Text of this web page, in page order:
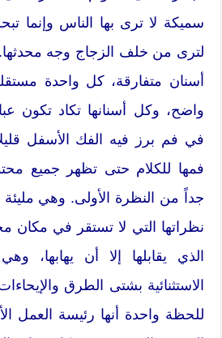
سميكة لا ترى بها الناس وإنما
لترى من خلف الزجاج وجه محدثها.
أسنان متفارقة، كل واحدة
واضح، وكل أسنانها تكاد تكون
في فم برز فيه الفك الأسفل
فمها للكلام حتى تظهر جميع
جداً من النظرة الأولى. وهي
نظراتها التي لا تستقر في مكان
الذي يقابلها إلا أن يهابها،
الاستثنائية بشتى الطرق
للحظة واحدة أنها رئيسة العمل